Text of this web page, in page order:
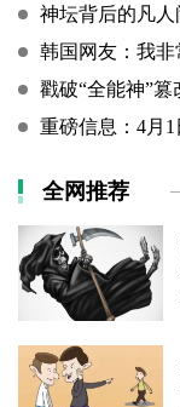
全网推荐